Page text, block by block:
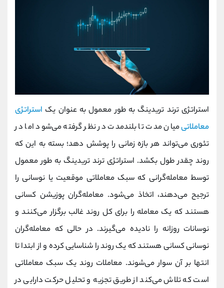
استراتژی ترند تریدینگ به طور معمول به عنوان یک استراتژی
معاملاتیمیان مدت تا بلندمدت در نظر گرفته می‌شود اما در
تئوری می‌تواند هر بازه زمانی را پوشش دهد؛ بسته به این که
روند چقدر طول بکشد. استراتژی ترند تریدینگ به طور معمول
توسط معامله‌گرانی که سبک معاملاتی موقعیت یا نوسانی را
ترجیح می‌دهند، اتخاذ می‌شود. معامله‌گران پوزیشن کسانی
هستند که یک معامله را برای کل روند غالب برگزار می‌کنند و
نوسانات روزانه را نادیده می‌گیرند. در حالی که معامله‌گران
نوسانی کسانی هستند که یک روند را شناسایی کرده و از ابتدا تا
انتها بر آن سوار می‌شوند. معاملات روند یک سبک معاملاتی
است که تلاش می‌کند از طریق تجزیه و تحلیل حرکت دارایی در